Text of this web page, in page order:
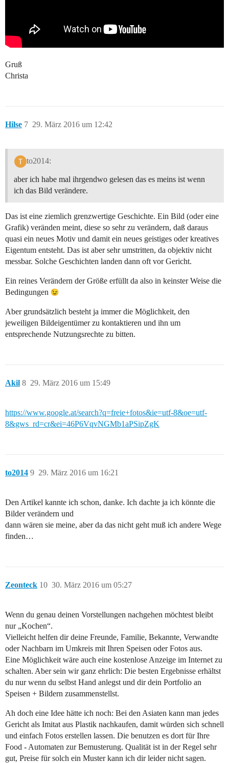
Gruß
Christa
Hilse 29. März 2016 um 12:42
7
to2014:
aber ich habe mal ihrgendwo gelesen das es meins ist wenn
ich das Bild verändere.
Das ist eine ziemlich grenzwertige Geschichte. Ein Bild (oder eine
Grafik) veränden meint, diese so sehr zu verändern, daß daraus
quasi ein neues Motiv und damit ein neues geistiges oder kreatives
Eigentum entsteht. Das ist aber sehr umstritten, da objektiv nicht
messbar. Solche Geschichten landen dann oft vor Gericht.
Ein reines Verändern der Größe erfüllt da also in keinster Weise die
Bedingungen
Aber grundsätzlich besteht ja immer die Möglichkeit, den
jeweiligen Bildeigentümer zu kontaktieren und ihn um
entsprechende Nutzungsrechte zu bitten.
Akil 29. März 2016 um 15:49
8
https://www.google.at/search?q=freie+fotos&ie=utf-8&oe=utf-
8&gws_rd=cr&ei=46P6VqvNGMb1aPSipZgK
to2014 29. März 2016 um 16:21
9
Den Artikel kannte ich schon, danke. Ich dachte ja ich könnte die
Bilder verändern und
dann wären sie meine, aber da das nicht geht muß ich andere Wege
finden…
Zeonteck 30. März 2016 um 05:27
10
Wenn du genau deinen Vorstellungen nachgehen möchtest bleibt
nur „Kochen“.
Vielleicht helfen dir deine Freunde, Familie, Bekannte, Verwandte
oder Nachbarn im Umkreis mit Ihren Speisen oder Fotos aus.
Eine Möglichkeit wäre auch eine kostenlose Anzeige im Internet zu
schalten. Aber sein wir ganz ehrlich: Die besten Ergebnisse erhältst
du nur wenn du selbst Hand anlegst und dir dein Portfolio an
Speisen + Bildern zusammenstellst.
Ah doch eine Idee hätte ich noch: Bei den Asiaten kann man jedes
Gericht als Imitat aus Plastik nachkaufen, damit würden sich schnell
und einfach Fotos erstellen lassen. Die benutzen es dort für Ihre
Food - Automaten zur Bemusterung. Qualität ist in der Regel sehr
gut, Preise für solch ein Muster kann ich dir leider nicht sagen.